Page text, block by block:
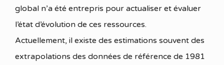
global n’a été entrepris pour actualiser et évaluer
l’état d’évolution de ces ressources.
Actuellement, il existe des estimations souvent des
extrapolations des données de référence de 1981